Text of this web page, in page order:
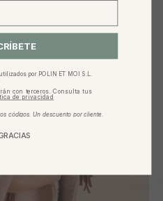
por POLIN ET MOI S.L.
con terceros. Consulta tus
de privacidad
códigos. Un descuento por cliente.